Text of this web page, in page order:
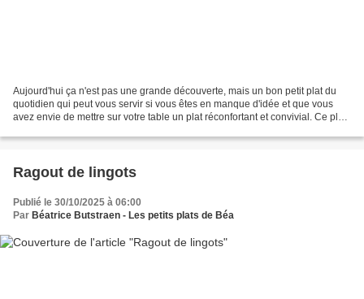
Aujourd'hui ça n'est pas une grande découverte, mais un bon petit plat du
quotidien qui peut vous servir si vous êtes en manque d'idée et que vous
avez envie de mettre sur votre table un plat réconfortant et convivial. Ce plat
Ragout de lingots
Publié le 30/10/2025 à 06:00
Par Béatrice Butstraen - Les petits plats de Béa